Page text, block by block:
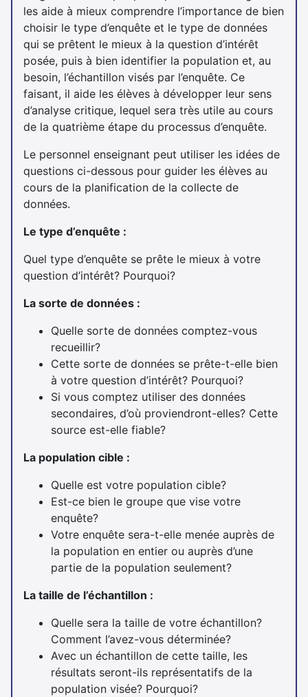
les aide à mieux comprendre l’importance de bien
choisir le type d’enquête et le type de données
qui se prêtent le mieux à la question d’intérêt
posée, puis à bien identifier la population et, au
besoin, l’échantillon visés par l’enquête. Ce
faisant, il aide les élèves à développer leur sens
d’analyse critique, lequel sera très utile au cours
de la quatrième étape du processus d’enquête.
Le personnel enseignant peut utiliser les idées de
questions ci-dessous pour guider les élèves au
cours de la planification de la collecte de
données.
Le type d’enquête :
Quel type d’enquête se prête le mieux à votre
question d’intérêt? Pourquoi?
La sorte de données :
Quelle sorte de données comptez-vous
recueillir?
Cette sorte de données se prête-t-elle bien
à votre question d’intérêt? Pourquoi?
Si vous comptez utiliser des données
secondaires, d’où proviendront-elles? Cette
source est-elle fiable?
La population cible :
Quelle est votre population cible?
Est-ce bien le groupe que vise votre
enquête?
Votre enquête sera-t-elle menée auprès de
la population en entier ou auprès d’une
partie de la population seulement?
La taille de l’échantillon :
Quelle sera la taille de votre échantillon?
Comment l’avez-vous déterminée?
Avec un échantillon de cette taille, les
résultats seront-ils représentatifs de la
population visée? Pourquoi?